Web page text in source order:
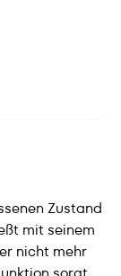
Zustand
mit seinem
nicht mehr